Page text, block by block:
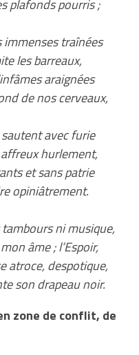
plafonds pourris ;
immenses traînées
les barreaux,
araignées
de nos cerveaux,
avec furie
hurlement,
et sans patrie
opiniâtrement.
ni musique,
âme ; l’Espoir,
atroce, despotique,
son drapeau noir.
zone de conflit, de